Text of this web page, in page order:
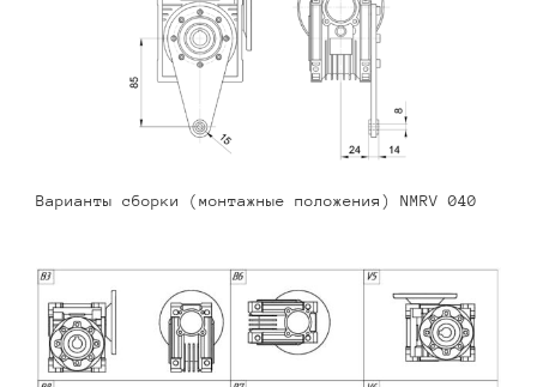
Варианты сборки (монтажные положения) NMRV 040